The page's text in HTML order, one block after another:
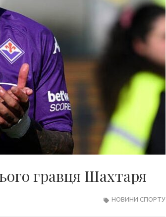
гравця Шахтаря
НОВИНИ СПОРТУ